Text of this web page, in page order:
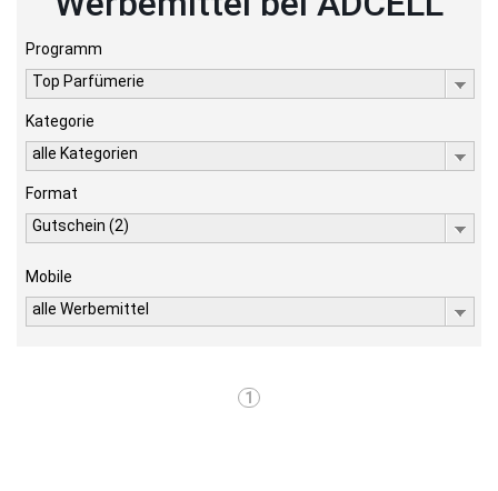
Programm
Top Parfümerie
Kategorie
alle Kategorien
Format
Gutschein (2)
Mobile
alle Werbemittel
1